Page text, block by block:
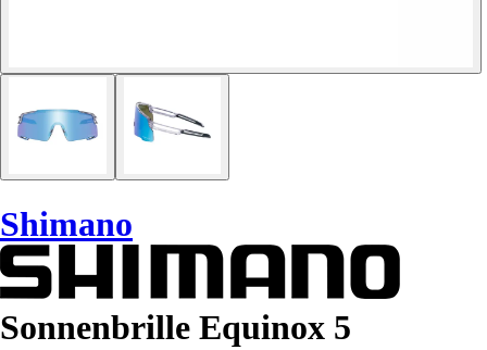
Shimano
Sonnenbrille Equinox 5